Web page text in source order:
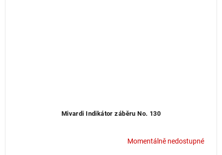
Mivardi Indikátor záběru No. 130
Momentálně nedostupné